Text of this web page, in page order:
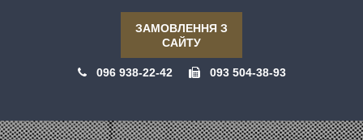
ЗАМОВЛЕННЯ З
САЙТУ
096 938-22-42 093 504-38-93